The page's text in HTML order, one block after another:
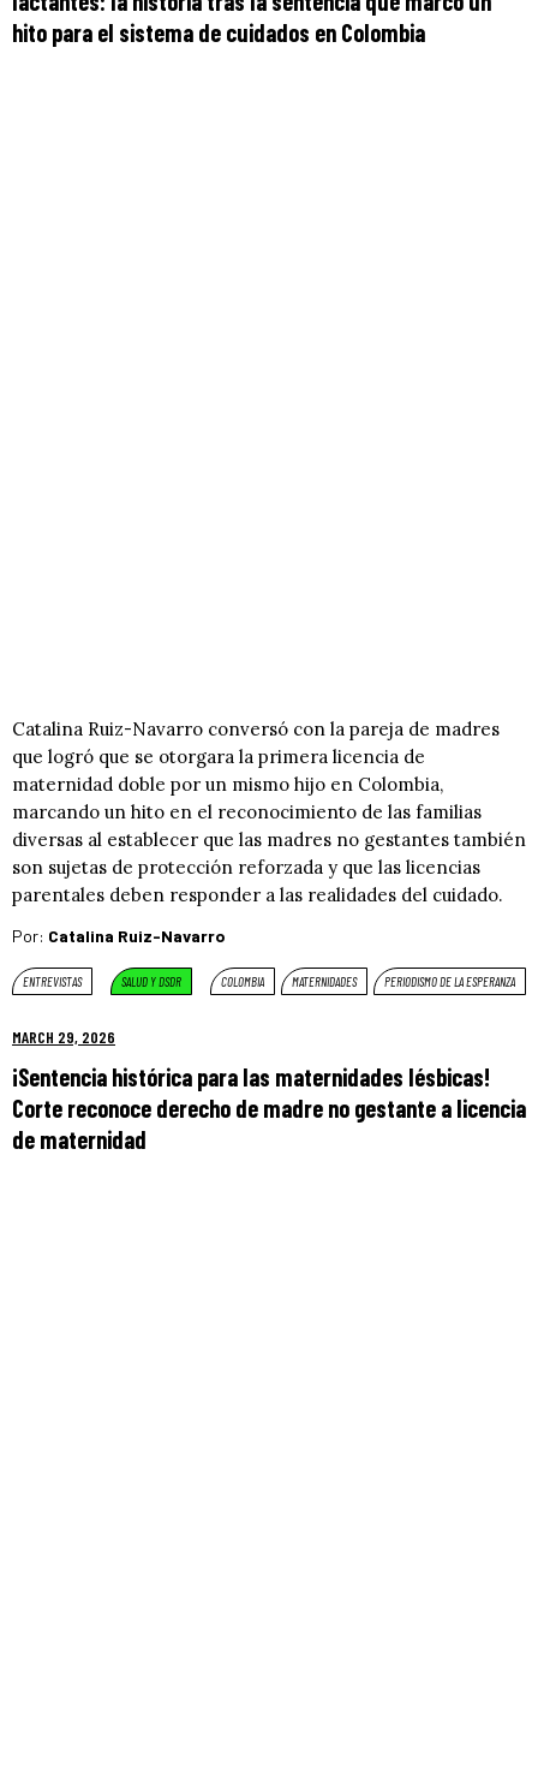
hito para el sistema de cuidados en Colombia
Catalina Ruiz-Navarro conversó con la pareja de madres
que logró que se otorgara la primera licencia de
maternidad doble por un mismo hijo en Colombia,
marcando un hito en el reconocimiento de las familias
diversas al establecer que las madres no gestantes también
son sujetas de protección reforzada y que las licencias
parentales deben responder a las realidades del cuidado.
Por: Catalina Ruiz-Navarro
ENTREVISTAS SALUD Y DSDR COLOMBIA MATERNIDADES PERIODISMO DE LA ESPERANZA
MARCH 29, 2026
¡Sentencia histórica para las maternidades lésbicas!
Corte reconoce derecho de madre no gestante a licencia
de maternidad